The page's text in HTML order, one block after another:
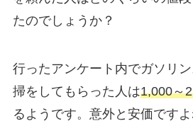
たのでしょうか？
行ったアンケート内でガソリ
掃をしてもらった人は1,000～
るようです。意外と安価ですよ